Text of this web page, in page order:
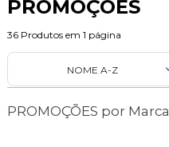
PROMOÇÕES
36 Produtos em 1 página
NOME A-Z
PROMOÇÕES por Marca